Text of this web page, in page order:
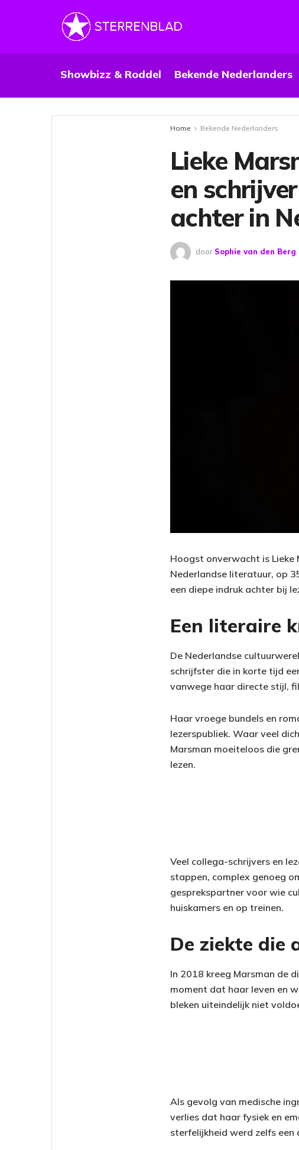
Showbizz & Roddel Bekende Nederlanders
Home Bekende Nederlanders
Lieke
en
achter in
door Sophie van den Berg
Hoogst onverwacht is Lieke
Nederlandse literatuur, op
een diepe indruk achter bij
Een literaire
De Nederlandse
schrijfster die in korte tijd
vanwege haar directe stijl,
Haar vroege bundels en
lezerspubliek. Waar veel
Marsman moeiteloos die
lezen.
Veel collega-schrijvers en
stappen, complex genoeg
gesprekspartner voor wie
huiskamers en op treinen.
De ziekte die
In 2018 kreeg Marsman de
moment dat haar leven en
bleken uiteindelijk niet
Als gevolg van medische
verlies dat haar fysiek en
sterfelijkheid werd zelfs